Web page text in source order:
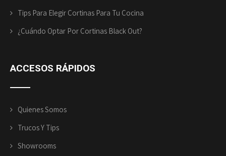
Tips Para Elegir Cortinas Para Tu Cocina
¿Cuándo Optar Por Cortinas Black Out?
ACCESOS RÁPIDOS
Quienes Somos
Trucos Y Tips
Showrooms